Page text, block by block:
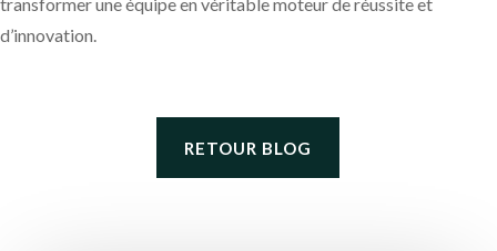
transformer une équipe en véritable moteur de réussite et
d’innovation.
RETOUR BLOG